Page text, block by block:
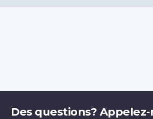
Des questions? Appelez-